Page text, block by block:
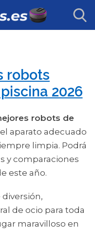
robots
2026
robots de
aparato adecuado
limpia. Podrá
y comparaciones
este año.
de ocio para toda
maravilloso en